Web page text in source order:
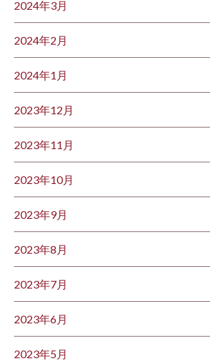
2024年3月
2024年2月
2024年1月
2023年12月
2023年11月
2023年10月
2023年9月
2023年8月
2023年7月
2023年6月
2023年5月